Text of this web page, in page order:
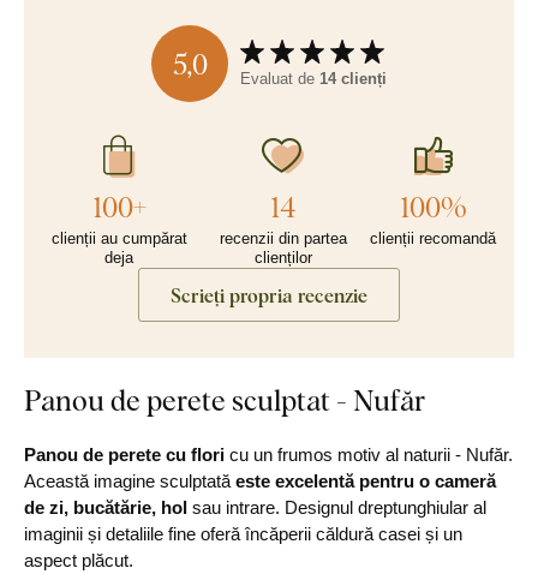
5,0 Evaluat de 14 clienți
100+
clienții au cumpărat
deja
14
recenzii din partea
clienților
100%
clienții recomandă
Scrieți propria recenzie
Panou de perete sculptat - Nufăr
Panou de perete cu flori cu un frumos motiv al naturii - Nufăr.
Această imagine sculptată este excelentă pentru o cameră
de zi, bucătărie, hol sau intrare. Designul dreptunghiular al
imaginii și detaliile fine oferă încăperii căldură casei și un
aspect plăcut.